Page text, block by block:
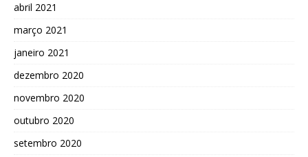
abril 2021
março 2021
janeiro 2021
dezembro 2020
novembro 2020
outubro 2020
setembro 2020